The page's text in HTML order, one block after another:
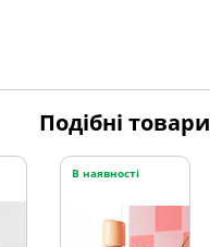
Подібні товари
В наявності